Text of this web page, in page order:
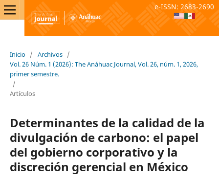
Inicio / Archivos /
Vol. 26 Núm. 1 (2026): The Anáhuac Journal, Vol. 26, núm. 1, 2026,
primer semestre.
/
Artículos
Determinantes de la calidad de la
divulgación de carbono: el papel
del gobierno corporativo y la
discreción gerencial en México
e-ISSN: 2683-2690